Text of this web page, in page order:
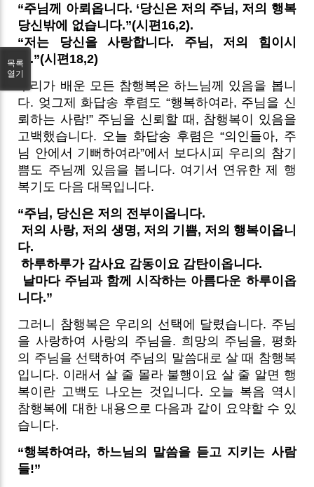
“주님께 아뢰옵니다. ‘당신은 저의 주님, 저의 행복
당신밖에 없습니다.”(시편16,2).
“저는 당신을 사랑합니다. 주님, 저의 힘이시
여.”(시편18,2)
우리가 배운 모든 참행복은 하느님께 있음을 봅니
다. 엊그제 화답송 후렴도 “행복하여라, 주님을 신
뢰하는 사람!” 주님을 신뢰할 때, 참행복이 있음을
고백했습니다. 오늘 화답송 후렴은 “의인들아, 주
님 안에서 기뻐하여라”에서 보다시피 우리의 참기
쁨도 주님께 있음을 봅니다. 여기서 연유한 제 행
복기도 다음 대목입니다.
“주님, 당신은 저의 전부이옵니다.
저의 사랑, 저의 생명, 저의 기쁨, 저의 행복이옵니
다.
하루하루가 감사요 감동이요 감탄이옵니다.
날마다 주님과 함께 시작하는 아름다운 하루이옵
니다.”
그러니 참행복은 우리의 선택에 달렸습니다. 주님
을 사랑하여 사랑의 주님을. 희망의 주님을, 평화
의 주님을 선택하여 주님의 말씀대로 살 때 참행복
입니다. 이래서 살 줄 몰라 불행이요 살 줄 알면 행
복이란 고백도 나오는 것입니다. 오늘 복음 역시
참행복에 대한 내용으로 다음과 같이 요약할 수 있
습니다.
“행복하여라, 하느님의 말씀을 듣고 지키는 사람
들!”
목록
열기